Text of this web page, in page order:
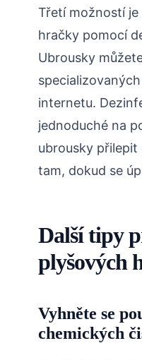
Třetí možností
hračky pomocí
Ubrousky
internetu.
jednoduché na
ubrousky přilepit
tam, dokud se
Další tipy
plyšových
Vyhněte se
chemických